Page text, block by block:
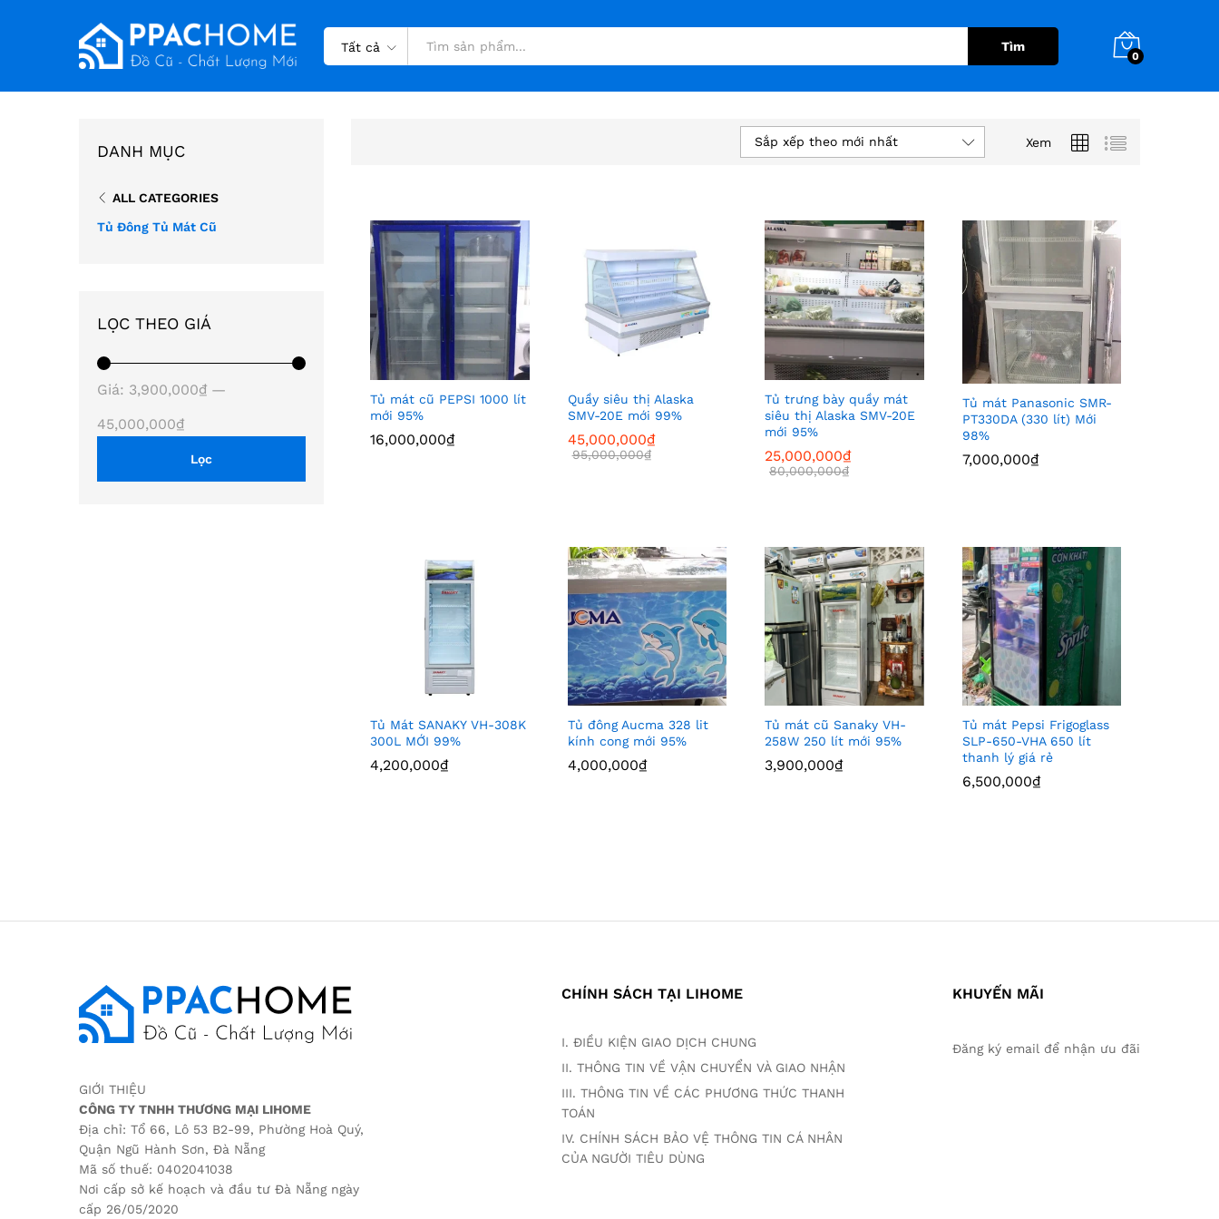
Tất cả Tìm
0
Xem
Sắp xếp theo mới nhất
Tủ mát cũ PEPSI 1000 lít
mới 95%
16,000,000₫
16,000,000₫
Quầy siêu thị Alaska
SMV-20E mới 99%
45,000,000₫
95,000,000₫
45,000,000₫
95,000,000₫
Tủ trưng bày quầy mát
siêu thị Alaska SMV-20E
mới 95%
25,000,000₫
80,000,000₫
25,000,000₫
80,000,000₫
Tủ mát Panasonic SMR-
PT330DA (330 lít) Mới
98%
7,000,000₫
7,000,000₫
Tủ Mát SANAKY VH-308K
300L MỚI 99%
4,200,000₫
4,200,000₫
Tủ đông Aucma 328 lit
kính cong mới 95%
4,000,000₫
4,000,000₫
Tủ mát cũ Sanaky VH-
258W 250 lít mới 95%
3,900,000₫
3,900,000₫
Tủ mát Pepsi Frigoglass
SLP-650-VHA 650 lít
thanh lý giá rẻ
6,500,000₫
6,500,000₫
DANH MỤC
ALL CATEGORIES
Tủ Đông Tủ Mát Cũ
LỌC THEO GIÁ
thiểu
đa
Lọc
Giá: 3,900,000₫ —
45,000,000₫
GIỚI THIỆU
CÔNG TY TNHH THƯƠNG MẠI LIHOME
Địa chỉ: Tổ 66, Lô 53 B2-99, Phường Hoà Quý,
Quận Ngũ Hành Sơn, Đà Nẵng
Mã số thuế: 0402041038
Nơi cấp sở kế hoạch và đầu tư Đà Nẵng ngày
cấp 26/05/2020
CHÍNH SÁCH TẠI LIHOME
I. ĐIỀU KIỆN GIAO DỊCH CHUNG
II. THÔNG TIN VỀ VẬN CHUYỂN VÀ GIAO NHẬN
III. THÔNG TIN VỀ CÁC PHƯƠNG THỨC THANH
TOÁN
IV. CHÍNH SÁCH BẢO VỆ THÔNG TIN CÁ NHÂN
CỦA NGƯỜI TIÊU DÙNG
KHUYẾN MÃI
Đăng ký email để nhận ưu đãi